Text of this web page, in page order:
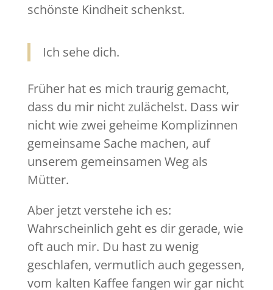
schönste Kindheit schenkst.
Ich sehe dich.
Früher hat es mich traurig gemacht,
dass du mir nicht zulächelst. Dass wir
nicht wie zwei geheime Komplizinnen
gemeinsame Sache machen, auf
unserem gemeinsamen Weg als
Mütter.
Aber jetzt verstehe ich es:
Wahrscheinlich geht es dir gerade, wie
oft auch mir. Du hast zu wenig
geschlafen, vermutlich auch gegessen,
vom kalten Kaffee fangen wir gar nicht